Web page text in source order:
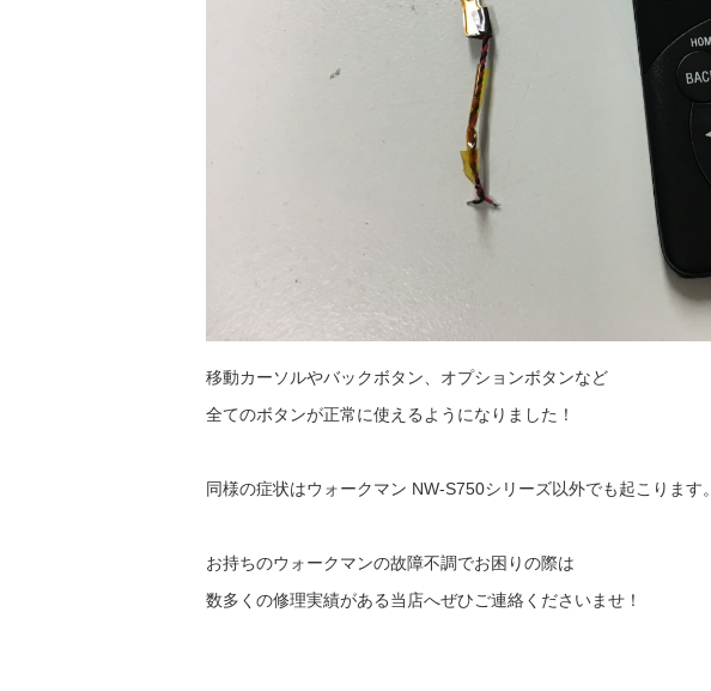
移動カーソルやバックボタン、オプションボタンなど
全てのボタンが正常に使えるようになりました！
同様の症状はウォークマン NW-S750シリーズ以外でも起こります。
お持ちのウォークマンの故障不調でお困りの際は
数多くの修理実績がある当店へぜひご連絡くださいませ！